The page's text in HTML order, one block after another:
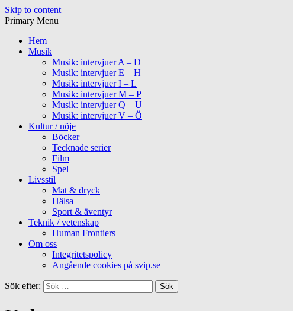
Skip to content
Primary Menu
Hem
Musik
Musik: intervjuer A – D
Musik: intervjuer E – H
Musik: intervjuer I – L
Musik: intervjuer M – P
Musik: intervjuer Q – U
Musik: intervjuer V – Ö
Kultur / nöje
Böcker
Tecknade serier
Film
Spel
Livsstil
Mat & dryck
Hälsa
Sport & äventyr
Teknik / vetenskap
Human Frontiers
Om oss
Integritetspolicy
Angående cookies på svip.se
Sök efter: